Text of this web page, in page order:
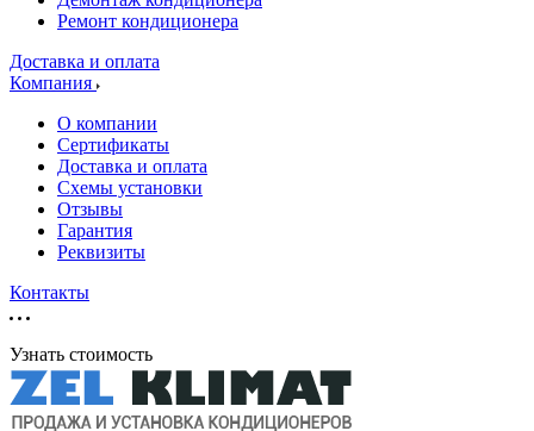
Ремонт кондиционера
Доставка и оплата
Компания
О компании
Сертификаты
Доставка и оплата
Схемы установки
Отзывы
Гарантия
Реквизиты
Контакты
Узнать стоимость